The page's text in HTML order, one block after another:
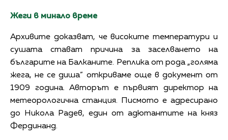
Жеги в минало време
Архивите доказват, че високите температури и
сушата стават причина за заселването на
българите на Балканите. Реплика от рода „голяма
жега, не се диша” откриваме още в документ от
1909 година. Авторът е първият директор на
метеорологична станция. Писмото е адресирано
до Никола Радев, един от адютантите на княз
Фердинанд.